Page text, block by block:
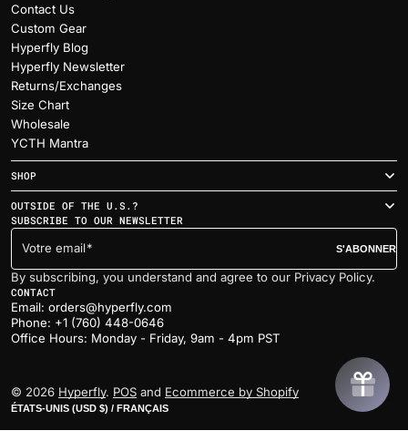
SUBSCRIBE TO OUR NEWSLETTER
Votre email S'ABONNER
By subscribing, you understand and agree to our Privacy Policy.
Contact Us
Custom Gear
Hyperfly Blog
Hyperfly Newsletter
Returns/Exchanges
Size Chart
Wholesale
YCTH Mantra
SHOP
OUTSIDE OF THE U.S.?
CONTACT
Email: orders@hyperfly.com
Phone: +1 (760) 448-0646
Office Hours: Monday - Friday, 9am - 4pm PST
© 2026 Hyperfly. POS and Ecommerce by Shopify
ÉTATS-UNIS (USD $) / FRANÇAIS